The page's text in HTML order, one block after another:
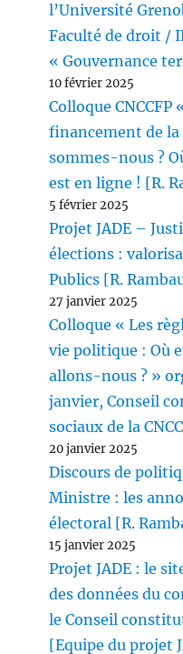
l’Université
Faculté de droit /
« Gouvernance
10 février 2025
Colloque CNCCFP
financement de
sommes-nous ?
est en ligne ! [R.
5 février 2025
Projet JADE –
élections :
Publics [R.
27 janvier 2025
Colloque « Les
vie politique : Où
allons-nous ? »
janvier, Conseil
sociaux de la
20 janvier 2025
Discours de
Ministre : les
électoral [R.
15 janvier 2025
Projet JADE : le
des données du
le Conseil
[Equipe du projet